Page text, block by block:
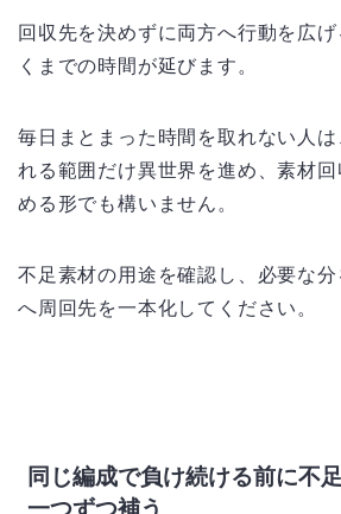
回収先を決めずに両方へ行動を広
くまでの時間が延びます。
毎日まとまった時間を取れない人
れる範囲だけ異世界を進め、素材
める形でも構いません。
不足素材の用途を確認し、必要な
へ周回先を一本化してください。
同じ編成で負け続ける前に不
一つずつ補う